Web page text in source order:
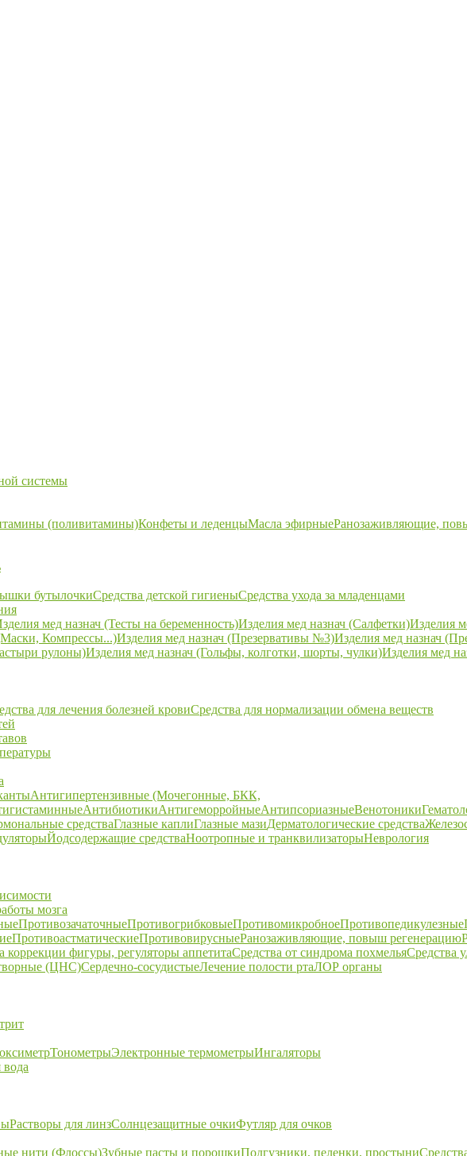
системы
(поливитамины)Конфеты и леденцыМасла эфирныеРанозаживляющие,
бутылочкиСредства детской гигиеныСредства ухода за младенцами
мед назнач (Тесты на беременность)Изделия мед назнач (Салфетки)Изделия
Компрессы...)Изделия мед назнач (Презервативы №3)Изделия мед назнач
рулоны)Изделия мед назнач (Гольфы, колготки, шорты, чулки)Изделия мед
для лечения болезней кровиСредства для нормализации обмена веществ
Антигипертензивные (Мочегонные, БКК,
АнтибиотикиАнтигеморройныеАнтипсориазныеВенотоники
средстваГлазные каплиГлазные мазиДерматологические средства
Йодсодержащие средстваНоотропные и транквилизаторыНеврология
мозга
ПротивозачаточныеПротивогрибковыеПротивомикробноеПротивопедикулезные
ПротивоастматическиеПротивовирусныеРанозаживляющие, повыш регенерацию
коррекции фигуры, регуляторы аппетитаСредства от синдрома похмельяСредства
(ЦНС)Сердечно-сосудистыеЛечение полости ртаЛОР органы
ТонометрыЭлектронные термометрыИнгаляторы
вода
Растворы для линзСолнцезащитные очкиФутляр для очков
нити (Флоссы)Зубные пасты и порошкиПодгузники, пеленки, простыни